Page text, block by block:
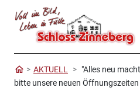
AKTUELL
"Alles neu
bitte unsere neuen